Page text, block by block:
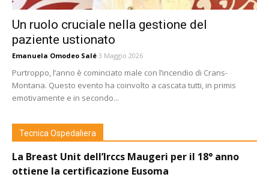
Un ruolo cruciale nella gestione del
paziente ustionato
Emanuela Omodeo Salé 3 Maggio 2026
Purtroppo, l’anno è cominciato male con l’incendio di Crans-
Montana. Questo evento ha coinvolto a cascata tutti, in primis
emotivamente e in secondo...
Tecnica Ospedaliera
La Breast Unit dell’Irccs Maugeri per il 18° anno
ottiene la certificazione Eusoma